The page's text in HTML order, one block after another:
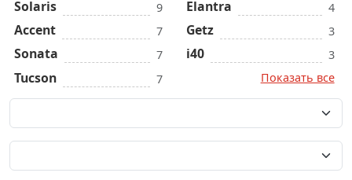
Solaris 9
Accent 7
Sonata 7
Tucson 7
Elantra 4
Getz 3
i40
3
Показать все